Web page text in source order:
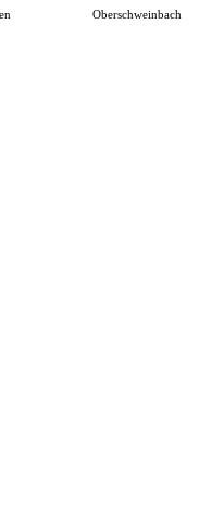
Oberschweinbach